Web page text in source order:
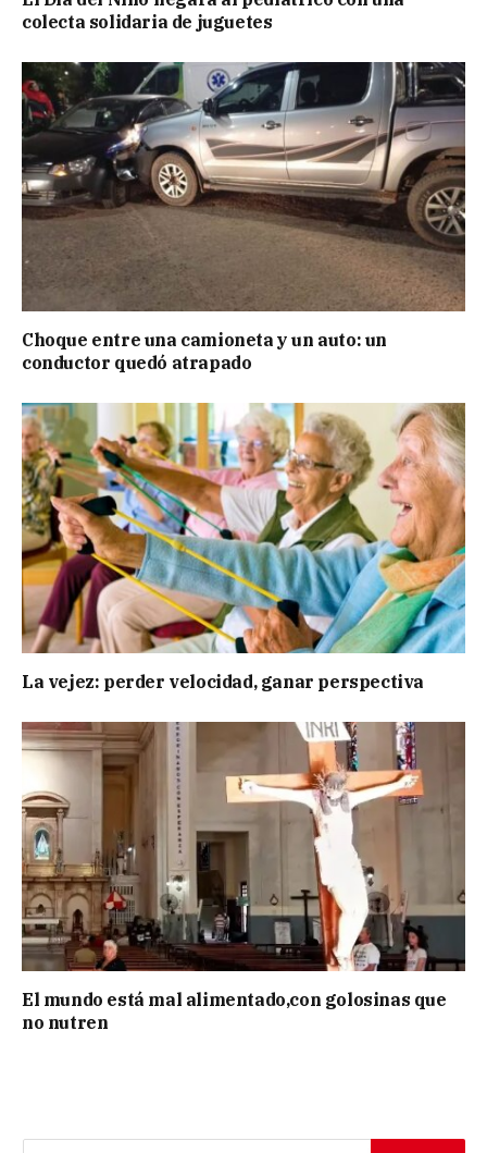
colecta solidaria de juguetes
Choque entre una camioneta y un auto: un
conductor quedó atrapado
La vejez: perder velocidad, ganar perspectiva
El mundo está mal alimentado,con golosinas que
no nutren